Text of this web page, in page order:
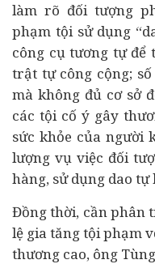
làm rõ đối tượng
phạm tội sử dụng
công cụ tương tự
trật tự công cộng;
mà không đủ cơ sở
các tội cố ý gây
sức khỏe của người
lượng vụ việc đối
hàng, sử dụng dao tự
Đồng thời, cần phân
lệ gia tăng tội phạm
thương cao, ông